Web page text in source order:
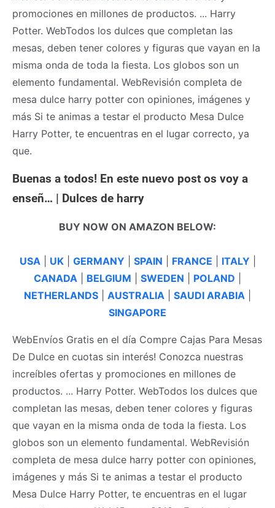
promociones en millones de productos. ... Harry
Potter. WebTodos los dulces que completan las
mesas, deben tener colores y figuras que vayan en la
misma onda de toda la fiesta. Los globos son un
elemento fundamental. WebRevisión completa de
mesa dulce harry potter con opiniones, imágenes y
más Si te animas a testar el producto Mesa Dulce
Harry Potter, te encuentras en el lugar correcto, ya
que.
Buenas a todos! En este nuevo post os voy a
enseñ… | Dulces de harry
BUY NOW ON AMAZON BELOW:
USA| UK| GERMANY SPAIN FRANCE ITALY
CANADA
BELGIUM SWEDEN POLAND
NETHERLANDS
AUSTRALIA SAUDI ARABIA
SINGAPORE
WebEnvíos Gratis en el día Compre Cajas Para Mesas
De Dulce en cuotas sin interés! Conozca nuestras
increíbles ofertas y promociones en millones de
productos. ... Harry Potter. WebTodos los dulces que
completan las mesas, deben tener colores y figuras
que vayan en la misma onda de toda la fiesta. Los
globos son un elemento fundamental. WebRevisión
completa de mesa dulce harry potter con opiniones,
imágenes y más Si te animas a testar el producto
Mesa Dulce Harry Potter, te encuentras en el lugar